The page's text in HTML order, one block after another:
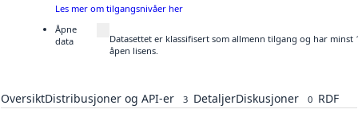
Les mer om tilgangsnivåer her
Åpne
data
Datasettet er klassifisert som allmenn tilgang og har
åpen lisens.
OversiktDistribusjoner og API-er 3 DetaljerDiskusjoner 0 RDF